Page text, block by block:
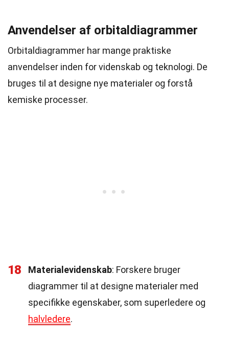
Anvendelser af orbitaldiagrammer
Orbitaldiagrammer har mange praktiske
anvendelser inden for videnskab og teknologi. De
bruges til at designe nye materialer og forstå
kemiske processer.
18 Materialevidenskab: Forskere bruger
diagrammer til at designe materialer med
specifikke egenskaber, som superledere og
halvledere.